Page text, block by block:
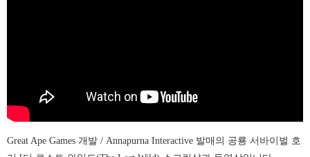
Great Ape Games 개발 / Annapurna Interactive 발매의 공룡 서바이벌 호